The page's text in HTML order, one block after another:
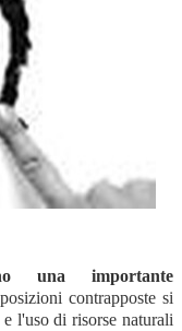
una importante
contrapposte si
l'uso di risorse naturali